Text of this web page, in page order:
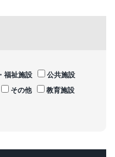
福祉施設
公共施設
その他
教育施設